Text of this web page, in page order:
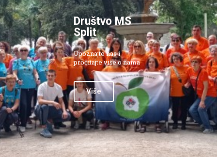
Društvo MS
Split
Upoznajte nas i
pročitajte više o nama
Više